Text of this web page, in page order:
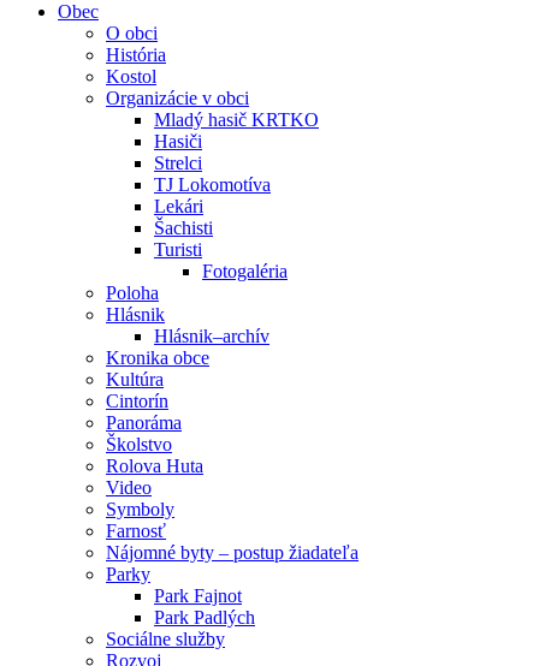
Obec
O obci
História
Kostol
Organizácie v obci
Mladý hasič KRTKO
Hasiči
Strelci
TJ Lokomotíva
Lekári
Šachisti
Turisti
Fotogaléria
Poloha
Hlásnik
Hlásnik–archív
Kronika obce
Kultúra
Cintorín
Panoráma
Školstvo
Rolova Huta
Video
Symboly
Farnosť
Nájomné byty – postup žiadateľa
Parky
Park Fajnot
Park Padlých
Sociálne služby
Rozvoj